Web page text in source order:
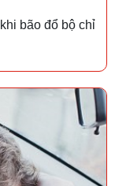
bão đổ bộ chỉ